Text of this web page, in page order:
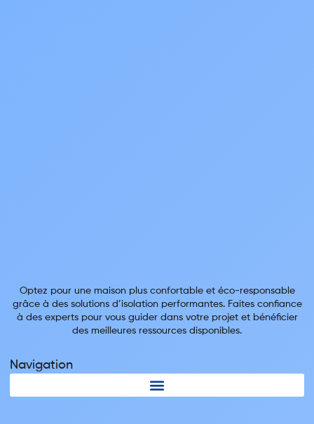
Optez pour une maison plus confortable et éco-responsable
grâce à des solutions d’isolation performantes. Faites confiance
à des experts pour vous guider dans votre projet et bénéficier
des meilleures ressources disponibles.
Navigation